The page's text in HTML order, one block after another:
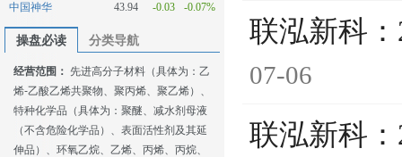
中国神华
43.94 -0.03 -0.07%
操盘必读 分类导航
经营范围： 先进高分子材料（具体为：乙
烯-乙酸乙烯共聚物、聚丙烯、聚乙烯）、
特种化学品（具体为：聚醚、减水剂母液
（不含危险化学品）、表面活性剂及其延
伸品）、环氧乙烷、乙烯、丙烯、丙烷、
联泓新科
07-06
联泓新科